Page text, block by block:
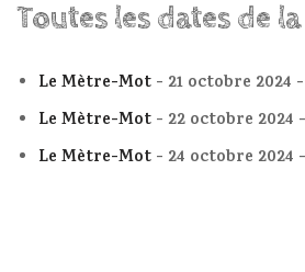
Toutes les dates de
Le Mètre-Mot - 21 octobre 2024
Le Mètre-Mot - 22 octobre 2024
Le Mètre-Mot - 24 octobre 2024